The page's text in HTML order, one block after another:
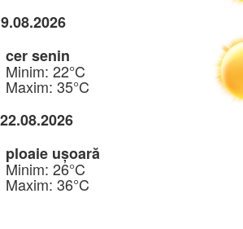
cer senin
Minim: 22°C
Maxim: 35°C
ploaie ușoară
Minim: 26°C
Maxim: 36°C